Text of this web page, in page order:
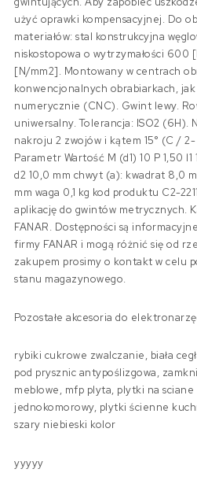
użyć oprawki kompensacyjnej. Do
materiałów: stal konstrukcyjna
niskostopowa o wytrzymałości 600
[N/mm2]. Montowany w centrach
konwencjonalnych obrabiarkach,
numerycznie (CNC). Gwint lewy.
uniwersalny. Tolerancja: ISO2 (6H).
nakroju 2 zwojów i kątem 15° (C /
Parametr Wartość M (d1) 10 P 1,50
d2 10,0 mm chwyt (a): kwadrat 8,0
mm waga 0,1 kg kod produktu C2-
aplikację do gwintów metrycznych.
FANAR. Dostępności są
firmy FANAR i mogą różnić się od
zakupem prosimy o kontakt w celu
stanu magazynowego.
Pozostałe akcesoria do
rybiki cukrowe zwalczanie, biała
pod prysznic antypoślizgowa,
meblowe, mfp plyta, plytki na
jednokomorowy, plytki ścienne
szary niebieski kolor
yyyyy